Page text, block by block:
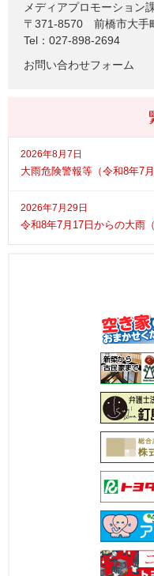
メディアプロモーション
〒371-8570
前橋市大手
Tel：027-898-2694
お問い合わせフォーム
2026年8月7日
大雨危険警報等（令和8年7
2026年7月29日
令和8年7月17日からの大雨